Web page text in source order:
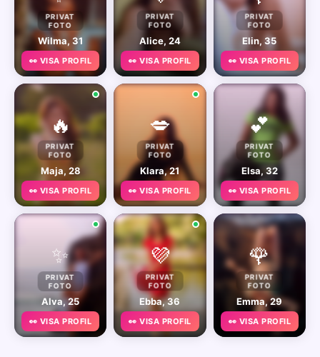
PRIVAT
FOTO
Wilma, 31
👀 VISA PROFIL
PRIVAT
FOTO
Alice, 24
👀 VISA PROFIL
PRIVAT
FOTO
Elin, 35
👀 VISA PROFIL
🔥
PRIVAT
FOTO
Maja, 28
👀 VISA PROFIL
💋
PRIVAT
FOTO
Klara, 21
👀 VISA PROFIL
💕
PRIVAT
FOTO
Elsa, 32
👀 VISA PROFIL
✨
PRIVAT
FOTO
Alva, 25
👀 VISA PROFIL
💜
PRIVAT
FOTO
Ebba, 36
👀 VISA PROFIL
🌹
PRIVAT
FOTO
Emma, 29
👀 VISA PROFIL